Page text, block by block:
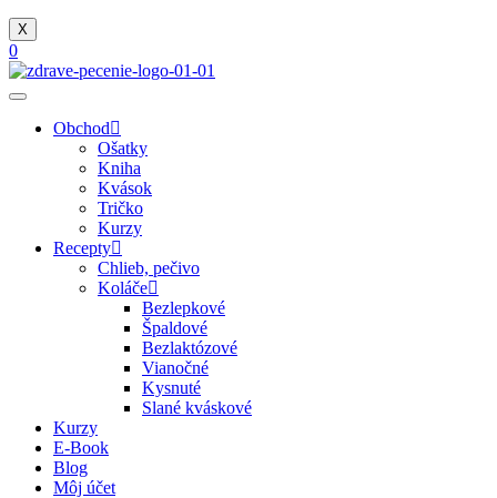
X
0
Obchod
Ošatky
Kniha
Kvások
Tričko
Kurzy
Recepty
Chlieb, pečivo
Koláče
Bezlepkové
Špaldové
Bezlaktózové
Vianočné
Kysnuté
Slané kváskové
Kurzy
E-Book
Blog
Môj účet